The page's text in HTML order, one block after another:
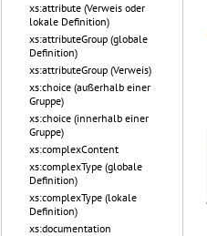
xs:attribute (Verweis oder
lokale Definition)
xs:attributeGroup (globale
Definition)
xs:attributeGroup (Verweis)
xs:choice (außerhalb einer
Gruppe)
xs:choice (innerhalb einer
Gruppe)
xs:complexContent
xs:complexType (globale
Definition)
xs:complexType (lokale
Definition)
xs:documentation